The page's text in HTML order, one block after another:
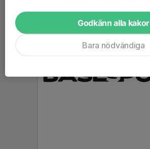
Godkänn alla kakor
Bara nödvändiga